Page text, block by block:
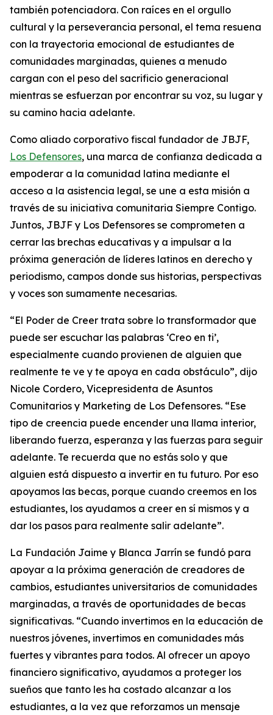
también potenciadora. Con raíces en el orgullo
cultural y la perseverancia personal, el tema resuena
con la trayectoria emocional de estudiantes de
comunidades marginadas, quienes a menudo
cargan con el peso del sacrificio generacional
mientras se esfuerzan por encontrar su voz, su lugar y
su camino hacia adelante.
Como aliado corporativo fiscal fundador de JBJF,
Los Defensores, una marca de confianza dedicada a
empoderar a la comunidad latina mediante el
acceso a la asistencia legal, se une a esta misión a
través de su iniciativa comunitaria Siempre Contigo.
Juntos, JBJF y Los Defensores se comprometen a
cerrar las brechas educativas y a impulsar a la
próxima generación de líderes latinos en derecho y
periodismo, campos donde sus historias, perspectivas
y voces son sumamente necesarias.
“El Poder de Creer trata sobre lo transformador que
puede ser escuchar las palabras ‘Creo en ti’,
especialmente cuando provienen de alguien que
realmente te ve y te apoya en cada obstáculo”, dijo
Nicole Cordero, Vicepresidenta de Asuntos
Comunitarios y Marketing de Los Defensores. “Ese
tipo de creencia puede encender una llama interior,
liberando fuerza, esperanza y las fuerzas para seguir
adelante. Te recuerda que no estás solo y que
alguien está dispuesto a invertir en tu futuro. Por eso
apoyamos las becas, porque cuando creemos en los
estudiantes, los ayudamos a creer en sí mismos y a
dar los pasos para realmente salir adelante”.
La Fundación Jaime y Blanca Jarrín se fundó para
apoyar a la próxima generación de creadores de
cambios, estudiantes universitarios de comunidades
marginadas, a través de oportunidades de becas
significativas. “Cuando invertimos en la educación de
nuestros jóvenes, invertimos en comunidades más
fuertes y vibrantes para todos. Al ofrecer un apoyo
financiero significativo, ayudamos a proteger los
sueños que tanto les ha costado alcanzar a los
estudiantes, a la vez que reforzamos un mensaje